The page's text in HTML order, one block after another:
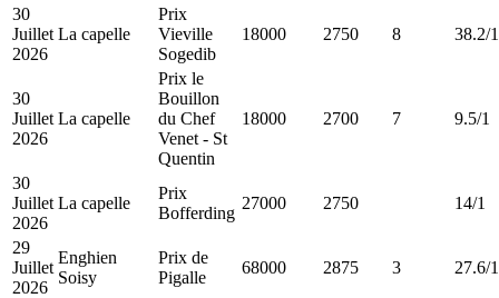
30
Juillet
2026
La capelle
Prix
Vieville
Sogedib
18000 2750 8 38.2/1
30
Juillet
2026
La capelle
Prix le
Bouillon
du Chef
Venet - St
Quentin
18000 2700 7 9.5/1
30
Juillet
2026
La capelle
Prix
Bofferding
27000 2750 14/1
29
Juillet
2026
Enghien
Soisy
Prix de
Pigalle
68000 2875 3 27.6/1